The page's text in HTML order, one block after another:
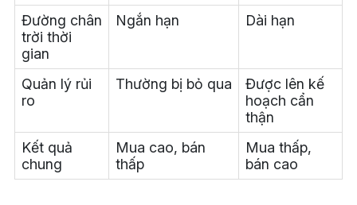
Đường chân
trời thời
gian
Ngắn hạn Dài hạn
Quản lý rủi
ro
Thường bị bỏ qua
Được lên kế
hoạch cẩn
thận
Kết quả
chung
Mua cao, bán
thấp
Mua thấp,
bán cao